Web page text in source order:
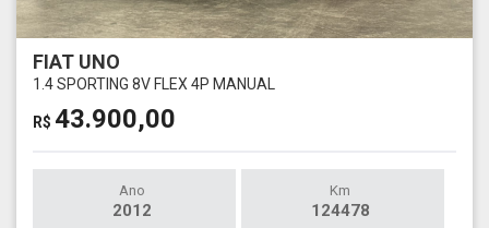
FIAT UNO
1.4 SPORTING 8V FLEX 4P MANUAL
R$ 43.900,00
Ano
2012
Km
124478